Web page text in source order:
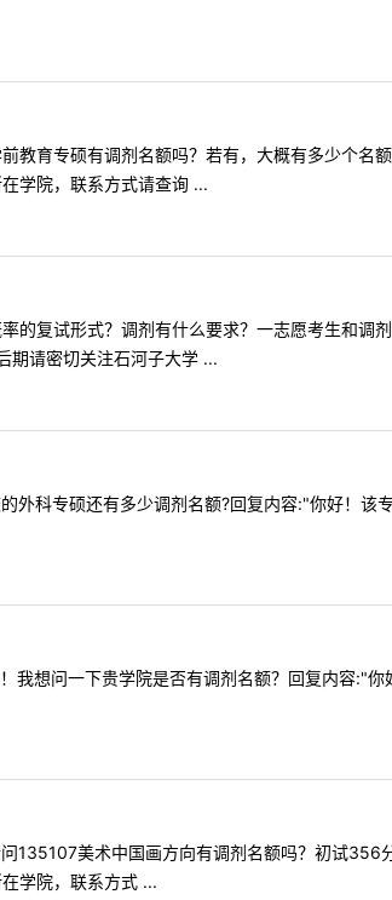
育专硕有调剂名额吗？若有，大概有多少个名
学院，联系方式请查询 ...
复试形式？调剂有什么要求？一志愿考生和调
期请密切关注石河子大学 ...
科专硕还有多少调剂名额?回复内容:"你好！该
想问一下贵学院是否有调剂名额？回复内容:"你
美术中国画方向有调剂名额吗？初试356
学院，联系方式 ...